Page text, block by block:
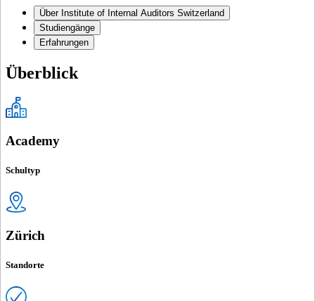
Über Institute of Internal Auditors Switzerland
Studiengänge
Erfahrungen
Überblick
Academy
Schultyp
Zürich
Standorte